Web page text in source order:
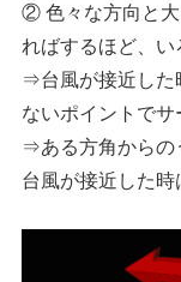
② 色々な方向と
ればするほど、
⇒台風が接近した
ないポイントでサ
⇒ある方角からの
台風が接近した時